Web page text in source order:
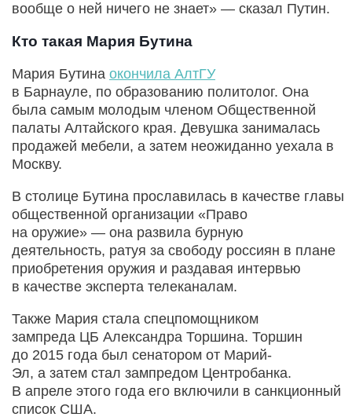
вообще о ней ничего не знает» — сказал Путин.
Кто такая Мария Бутина
Мария Бутина окончила АлтГУ
в Барнауле, по образованию политолог. Она
была самым молодым членом Общественной
палаты Алтайского края. Девушка занималась
продажей мебели, а затем неожиданно уехала в
Москву.
В столице Бутина прославилась в качестве главы
общественной организации «Право
на оружие» — она развила бурную
деятельность, ратуя за свободу россиян в плане
приобретения оружия и раздавая интервью
в качестве эксперта телеканалам.
Также Мария стала спецпомощником
зампреда ЦБ Александра Торшина. Торшин
до 2015 года был сенатором от Марий-
Эл, а затем стал зампредом Центробанка.
В апреле этого года его включили в санкционный
список США.